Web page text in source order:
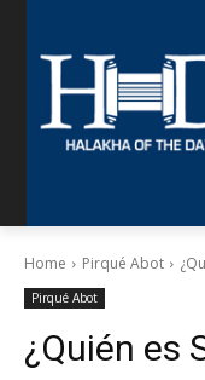
Home Pirqué Abot
Pirqué Abot
¿Quién es